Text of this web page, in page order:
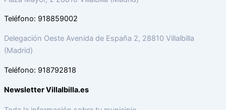
Teléfono: 918859002
Delegación Oeste Avenida de España 2, 28810 Villalbilla
(Madrid)
Teléfono: 918792818
Newsletter Villalbilla.es